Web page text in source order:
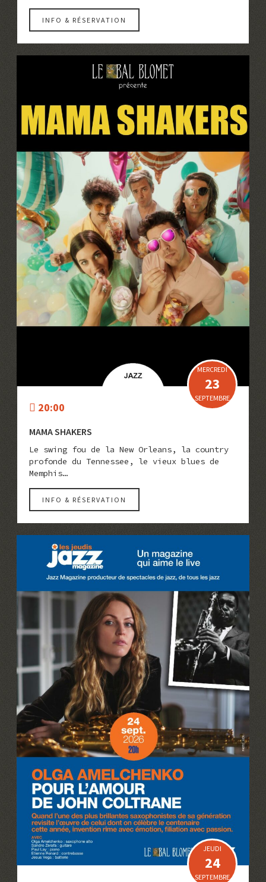
INFO & RÉSERVATION
MERCREDI
23
SEPTEMBRE
20:00
MAMA SHAKERS
Le swing fou de la New Orleans, la country
profonde du Tennessee, le vieux blues de
Memphis…
INFO & RÉSERVATION
JEUDI
24
SEPTEMBRE